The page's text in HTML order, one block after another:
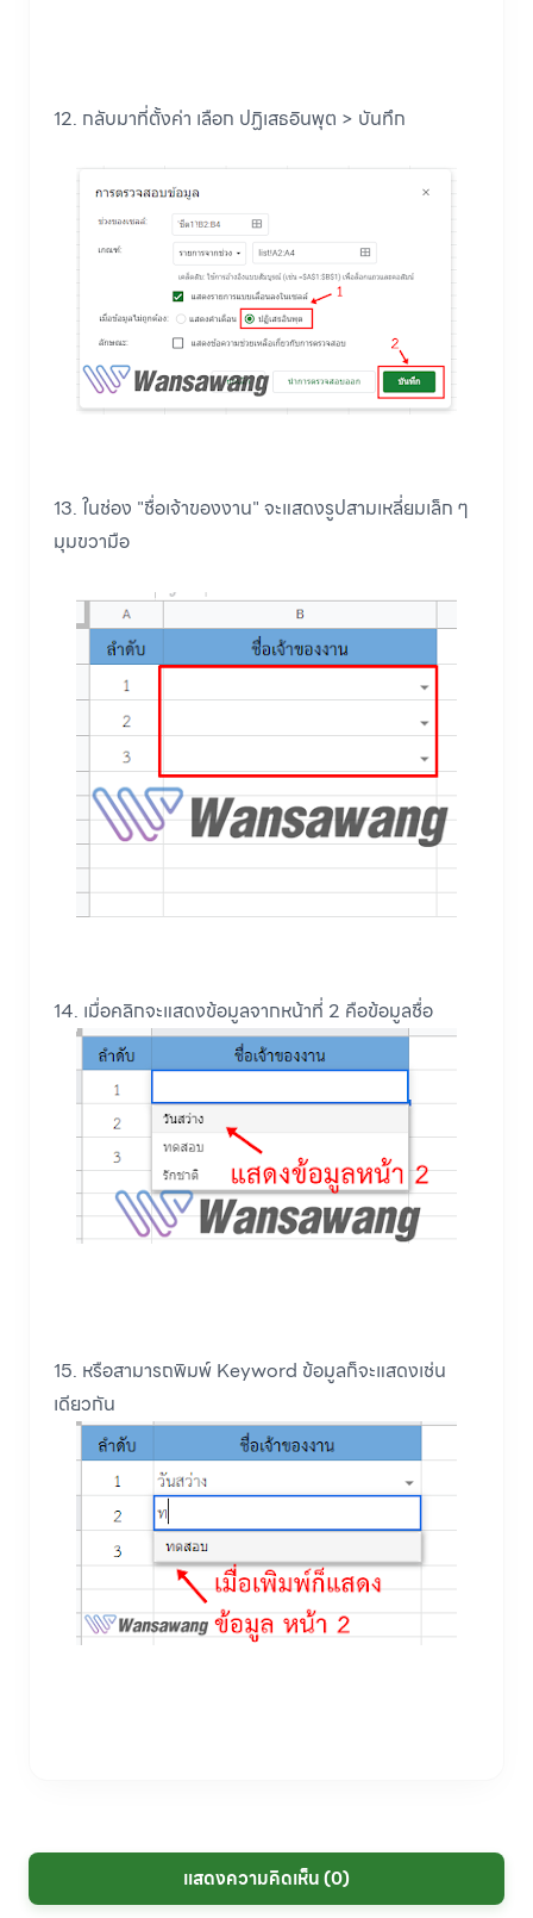
12. กลับมาที่ตั้งค่า เลือก ปฏิเสธอินพุต > บันทึก
13. ในช่อง "ชื่อเจ้าของงาน" จะแสดงรูปสามเหลี่ยมเล็ก ๆ
มุมขวามือ
14. เมื่อคลิกจะแสดงข้อมูลจากหน้าที่ 2 คือข้อมูลชื่อ
15. หรือสามารถพิมพ์ Keyword ข้อมูลก็จะแสดงเช่น
เดียวกัน
แสดงความคิดเห็น (0)